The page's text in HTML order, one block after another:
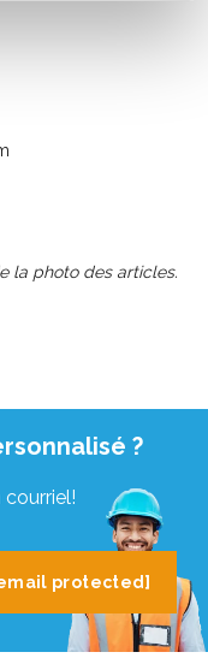
la photo des articles.
?
protected]